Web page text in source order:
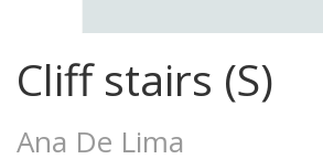
Cliff stairs (S)
Ana De Lima